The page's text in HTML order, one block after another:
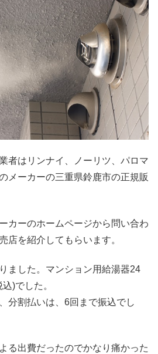
者はリンナイ、ノーリツ、パロマ
メーカーの三重県鈴鹿市の正規販
カーのホームページから問い合わ
店を紹介してもらいます。
ました。マンション用給湯器24
)でした。
分割払いは、6回まで振込でし
る出費だったのでかなり痛かった